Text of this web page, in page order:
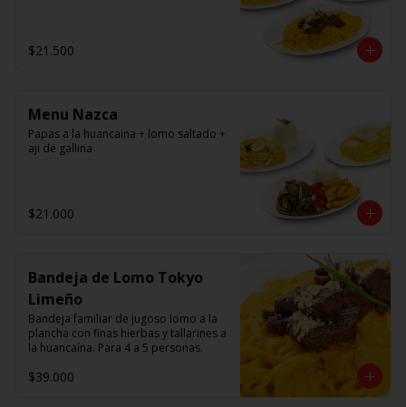
$21.500
Menu Nazca
Papas a la huancaina + lomo saltado +
aji de gallina
$21.000
Bandeja de Lomo Tokyo
Limeño
Bandeja familiar de jugoso lomo a la
plancha con finas hierbas y tallarines a
la huancaína. Para 4 a 5 personas.
$39.000